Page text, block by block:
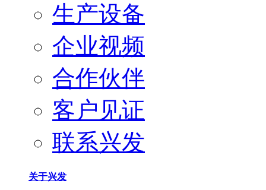
生产设备
企业视频
合作伙伴
客户见证
联系兴发
关于兴发